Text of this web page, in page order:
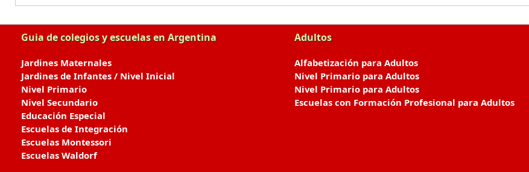
Guia de colegios y escuelas en Argentina
Jardines Maternales
Jardines de Infantes / Nivel Inicial
Nivel Primario
Nivel Secundario
Educación Especial
Escuelas de Integración
Escuelas Montessori
Escuelas Waldorf
Adultos
Alfabetización para Adultos
Nivel Primario para Adultos
Nivel Primario para Adultos
Escuelas con Formación Profesional para Adultos